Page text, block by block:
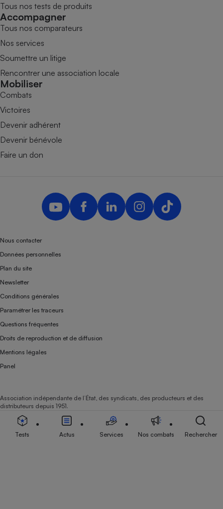
Tous nos tests de produits
Accompagner
Tous nos comparateurs
Nos services
Soumettre un litige
Rencontrer une association locale
Mobiliser
Combats
Victoires
Devenir adhérent
Devenir bénévole
Faire un don
Nous contacter
Données personnelles
Plan du site
Newsletter
Conditions générales
Paramétrer les traceurs
Questions fréquentes
Droits de reproduction et de diffusion
Mentions légales
Panel
Association indépendante de l’État, des syndicats, des producteurs et des
distributeurs depuis 1951.
Tests Actus Services Nos combats Rechercher